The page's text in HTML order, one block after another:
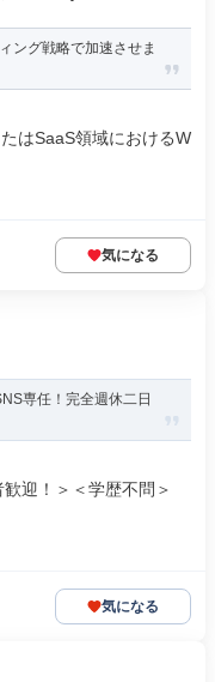
ング戦略で加速させま
はSaaS領域におけるW
気になる
専任！完全週休二日
迎！＞＜学歴不問＞
気になる